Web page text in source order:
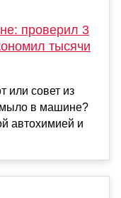
проверил 3
тысячи
или совет из
мыло в машине?
автохимией и